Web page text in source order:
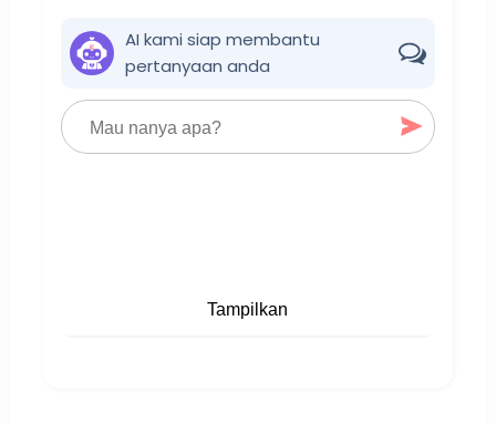
AI kami siap membantu
pertanyaan anda
Tampilkan